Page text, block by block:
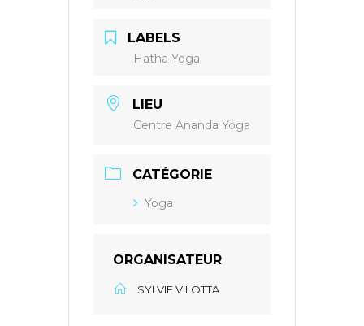
LABELS
Hatha Yoga
LIEU
Centre Ananda Yoga
CATÉGORIE
Yoga
ORGANISATEUR
SYLVIE VILOTTA